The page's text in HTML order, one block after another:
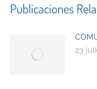
Publicaciones
23